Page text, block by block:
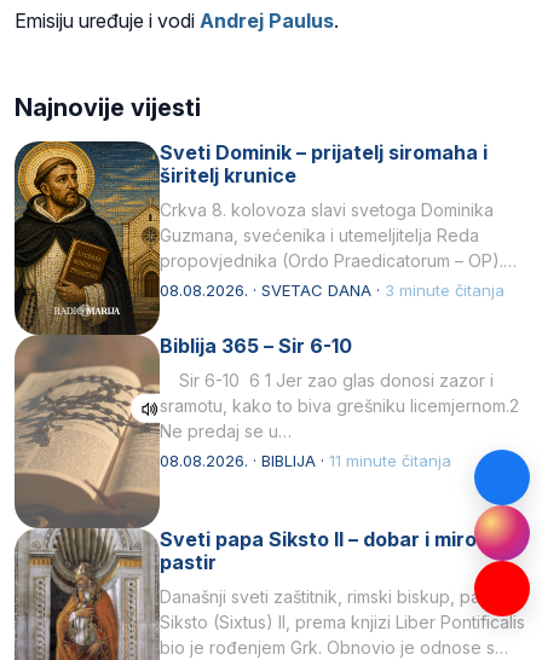
Emisiju uređuje i vodi Andrej Paulus.
Najnovije vijesti
Sveti Dominik – prijatelj siromaha i
širitelj krunice
Crkva 8. kolovoza slavi svetoga Dominika
Guzmana, svećenika i utemeljitelja Reda
propovjednika (Ordo Praedicatorum – OP).
Svojim životom, dubokom ljubavlju prema
08.08.2026. · SVETAC DANA · 3 minute čitanja
Biblija 365 – Sir 6-10
Sir 6-10 6 1 Jer zao glas donosi zazor i
sramotu, kako to biva grešniku licemjernom.2
Ne predaj se u…
08.08.2026. · BIBLIJA · 11 minute čitanja
Sveti papa Siksto II – dobar i miroljubiv
pastir
Današnji sveti zaštitnik, rimski biskup, papa
Siksto (Sixtus) II, prema knjizi Liber Pontificalis
bio je rođenjem Grk. Obnovio je odnose s